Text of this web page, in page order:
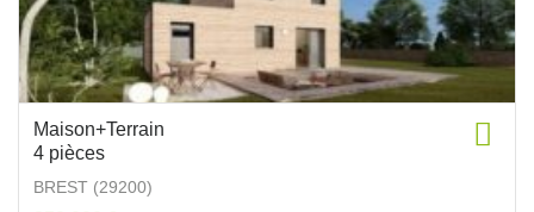
Maison+Terrain
4 pièces
BREST (29200)